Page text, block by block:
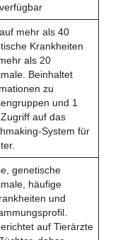
mehr als 40
Krankheiten
als 20
Beinhaltet
zu
und 1
auf das
System für
genetische
häufige
und
auf Tierärzte